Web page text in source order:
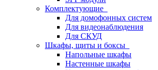
Комплектующие
Для домофонных систем
Для видеонаблюдения
Для СКУД
Шкафы, щиты и боксы
Напольные шкафы
Настенные шкафы